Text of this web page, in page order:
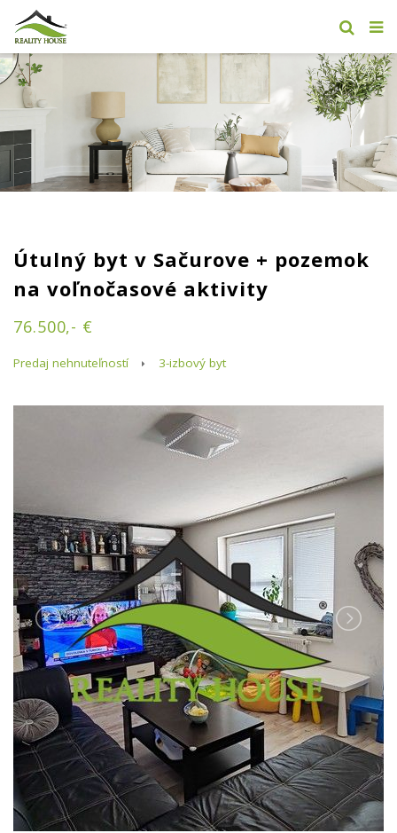
Útulný byt v Sačurove + pozemok
na voľnočasové aktivity
76.500,- €
Predaj nehnuteľností 3-izbový byt